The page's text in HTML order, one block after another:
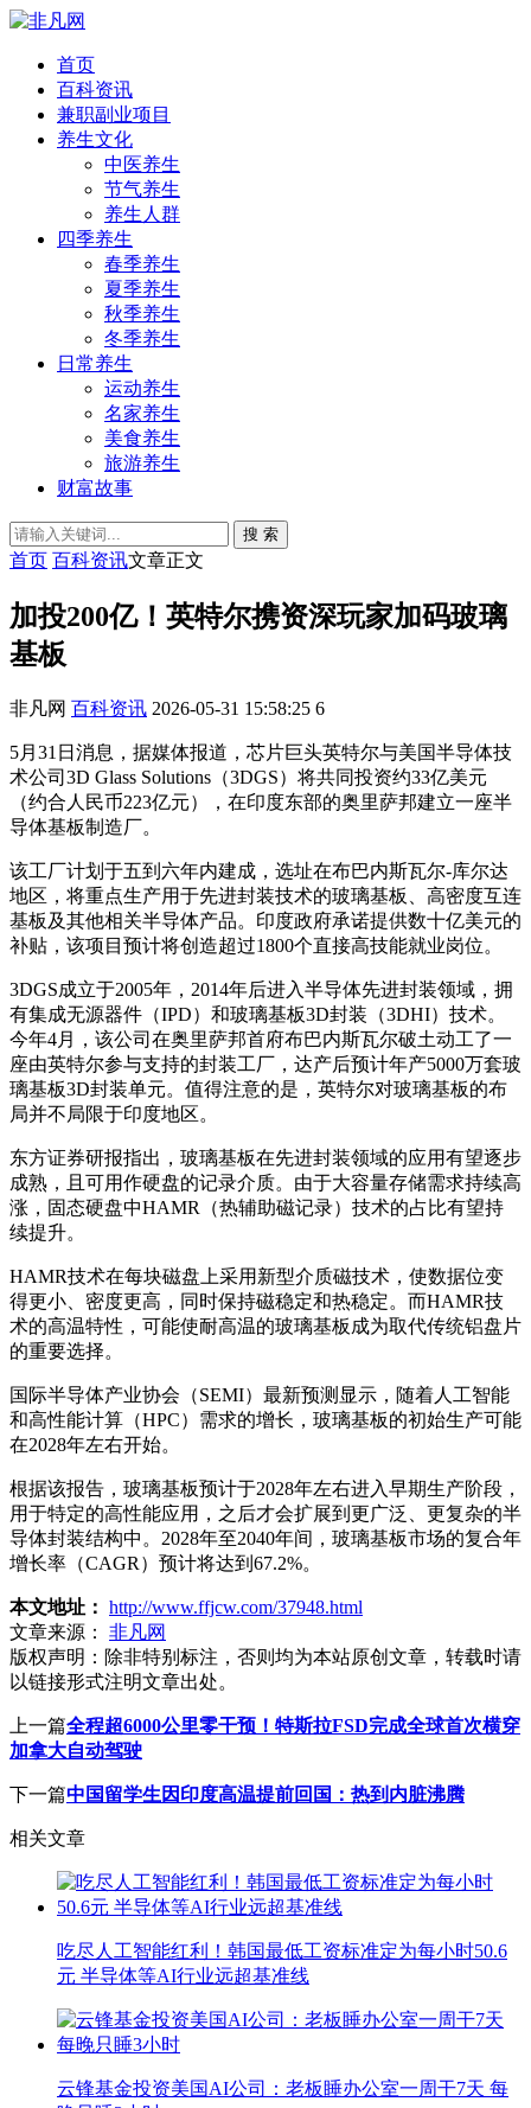
首页
百科资讯
兼职副业项目
养生文化
中医养生
节气养生
养生人群
四季养生
春季养生
夏季养生
秋季养生
冬季养生
日常养生
运动养生
名家养生
美食养生
旅游养生
财富故事
搜 索
首页 百科资讯文章正文
加投200亿！英特尔携资深玩家加码玻璃
基板
非凡网 百科资讯 2026-05-31 15:58:25 6
5月31日消息，据媒体报道，芯片巨头英特尔与美国半导体技
术公司3D Glass Solutions（3DGS）将共同投资约33亿美元
（约合人民币223亿元），在印度东部的奥里萨邦建立一座半
导体基板制造厂。
该工厂计划于五到六年内建成，选址在布巴内斯瓦尔-库尔达
地区，将重点生产用于先进封装技术的玻璃基板、高密度互连
基板及其他相关半导体产品。印度政府承诺提供数十亿美元的
补贴，该项目预计将创造超过1800个直接高技能就业岗位。
3DGS成立于2005年，2014年后进入半导体先进封装领域，拥
有集成无源器件（IPD）和玻璃基板3D封装（3DHI）技术。
今年4月，该公司在奥里萨邦首府布巴内斯瓦尔破土动工了一
座由英特尔参与支持的封装工厂，达产后预计年产5000万套玻
璃基板3D封装单元。值得注意的是，英特尔对玻璃基板的布
局并不局限于印度地区。
东方证券研报指出，玻璃基板在先进封装领域的应用有望逐步
成熟，且可用作硬盘的记录介质。由于大容量存储需求持续高
涨，固态硬盘中HAMR（热辅助磁记录）技术的占比有望持
续提升。
HAMR技术在每块磁盘上采用新型介质磁技术，使数据位变
得更小、密度更高，同时保持磁稳定和热稳定。而HAMR技
术的高温特性，可能使耐高温的玻璃基板成为取代传统铝盘片
的重要选择。
国际半导体产业协会（SEMI）最新预测显示，随着人工智能
和高性能计算（HPC）需求的增长，玻璃基板的初始生产可能
在2028年左右开始。
根据该报告，玻璃基板预计于2028年左右进入早期生产阶段，
用于特定的高性能应用，之后才会扩展到更广泛、更复杂的半
导体封装结构中。2028年至2040年间，玻璃基板市场的复合年
增长率（CAGR）预计将达到67.2%。
本文地址： http://www.ffjcw.com/37948.html
文章来源：
非凡网
版权声明： 除非特别标注，否则均为本站原创文章，转载时请
以链接形式注明文章出处。
上一篇全程超6000公里零干预！特斯拉FSD完成全球首次横穿
加拿大自动驾驶
下一篇中国留学生因印度高温提前回国：热到内脏沸腾
相关文章
吃尽人工智能红利！韩国最低工资标准定为每小时50.6
元 半导体等AI行业远超基准线
云锋基金投资美国AI公司：老板睡办公室一周干7天 每